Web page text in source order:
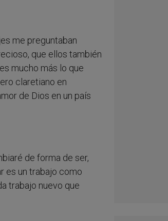
me preguntaban
que ellos también
mucho más lo que
claretiano en
de Dios en un país
de forma de ser,
es un trabajo como
trabajo nuevo que